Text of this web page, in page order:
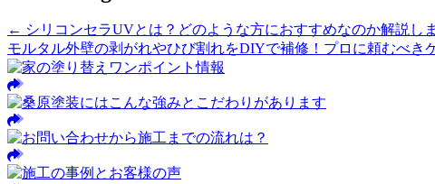
← シリコンセラUVとは？どのような方におすすめなのか解説し
モルタル外壁の剥がれやひび割れをDIYで補修！プロに頼むべき